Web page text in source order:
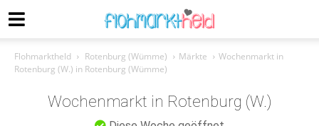
Flohmarktheld Rotenburg (Wümme) Märkte
Wochenmarkt in
Rotenburg (W.) in Rotenburg (Wümme)
Wochenmarkt in Rotenburg (W.)